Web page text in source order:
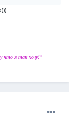
что я так хочу!"